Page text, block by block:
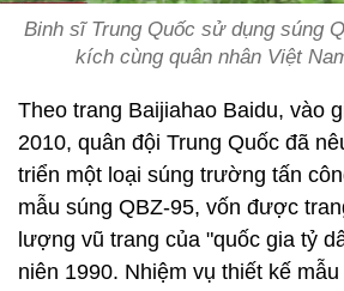
Binh sĩ Trung Quốc sử dụng súng
kích cùng quân nhân Việt
Theo trang Baijiahao Baidu, vào
2010, quân đội Trung Quốc đã
triển một loại súng trường tấn
mẫu súng QBZ-95, vốn được
lượng vũ trang của "quốc gia tỷ
niên 1990. Nhiệm vụ thiết kế